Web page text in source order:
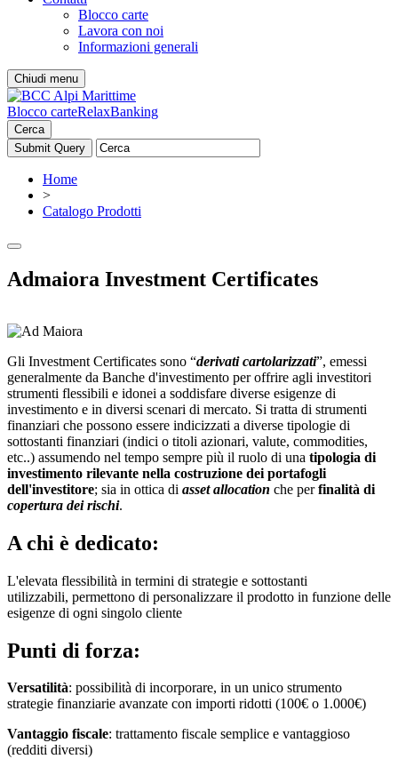
Blocco carte
Lavora con noi
Informazioni generali
Chiudi menu
Blocco carteRelaxBanking
Cerca
Home
>
Catalogo Prodotti
Admaiora Investment Certificates
Gli Investment Certificates sono “derivati cartolarizzati”, emessi
generalmente da Banche d'investimento per offrire agli investitori
strumenti flessibili e idonei a soddisfare diverse esigenze di
investimento e in diversi scenari di mercato. Si tratta di strumenti
finanziari che possono essere indicizzati a diverse tipologie di
sottostanti finanziari (indici o titoli azionari, valute, commodities,
etc..) assumendo nel tempo sempre più il ruolo di una tipologia di
investimento rilevante nella costruzione dei portafogli
dell'investitore; sia in ottica di asset allocation che perfinalità di
copertura dei rischi.
A chi è dedicato:
L'elevata flessibilità in termini di strategie e sottostanti
utilizzabili, permettono di personalizzare il prodotto in funzione delle
esigenze di ogni singolo cliente
Punti di forza:
Versatilità: possibilità di incorporare, in un unico strumento
strategie finanziarie avanzate con importi ridotti (100€ o 1.000€)
Vantaggio fiscale: trattamento fiscale semplice e vantaggioso
(redditi diversi)